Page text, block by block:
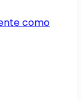
como